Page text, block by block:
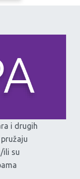
i drugih
ili su